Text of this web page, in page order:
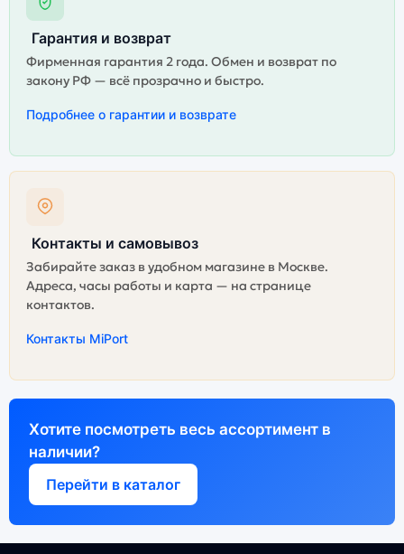
Гарантия и возврат
Фирменная гарантия 2 года. Обмен и возврат по
закону РФ — всё прозрачно и быстро.
Подробнее о гарантии и возврате
Контакты и самовывоз
Забирайте заказ в удобном магазине в Москве.
Адреса, часы работы и карта — на странице
контактов.
Контакты MiPort
Хотите посмотреть весь ассортимент в
наличии?
Перейти в каталог